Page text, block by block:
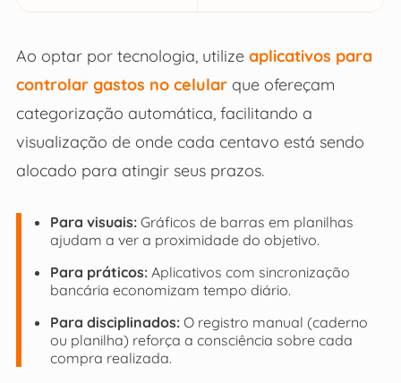
Ao optar por tecnologia, utilize aplicativos para
controlar gastos no celularque ofereçam
categorização automática, facilitando a
visualização de onde cada centavo está sendo
alocado para atingir seus prazos.
Para visuais:Gráficos de barras em planilhas
ajudam a ver a proximidade do objetivo.
Para práticos:Aplicativos com sincronização
bancária economizam tempo diário.
Para disciplinados:O registro manual (caderno
ou planilha) reforça a consciência sobre cada
compra realizada.